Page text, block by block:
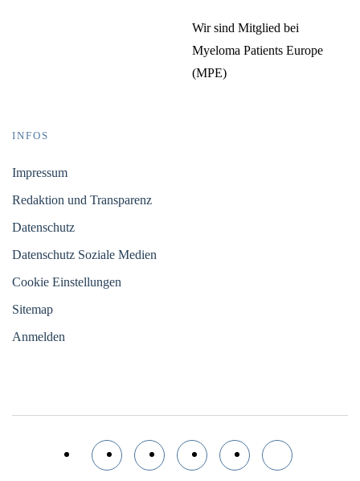
Wir sind Mitglied bei
Myeloma Patients Europe
(MPE)
INFOS
Impressum
Redaktion und Transparenz
Datenschutz
Datenschutz Soziale Medien
Cookie Einstellungen
Sitemap
Anmelden